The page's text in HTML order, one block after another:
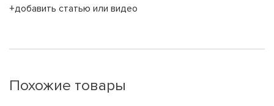
+добавить статью или видео
Похожие товары